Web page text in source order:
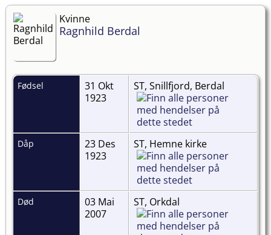
Kvinne
Ragnhild Berdal
Fødsel
31 Okt
1923
ST, Snillfjord, Berdal
Dåp
23 Des
1923
ST, Hemne kirke
Død
03 Mai
2007
ST, Orkdal